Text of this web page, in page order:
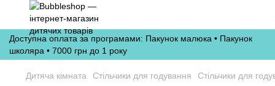
Доступна оплата за програмами: Пакунок малюка • Пакунок
школяра • 7000 грн до 1 року
Дитяча кімната Стільчики для годування Стільчики для